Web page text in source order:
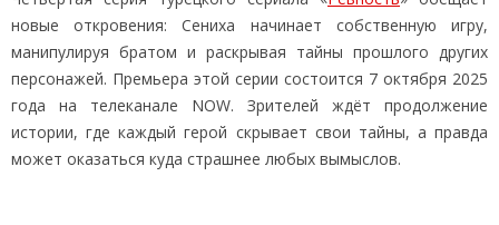
новые откровения: Сениха начинает собственную игру,
манипулируя братом и раскрывая тайны прошлого других
персонажей. Премьера этой серии состоится 7 октября 2025
года на телеканале NOW. Зрителей ждёт продолжение
истории, где каждый герой скрывает свои тайны, а правда
может оказаться куда страшнее любых вымыслов.